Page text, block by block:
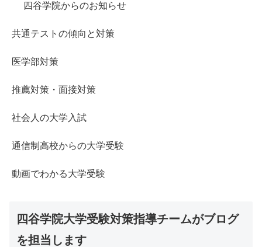
四谷学院からのお知らせ
共通テストの傾向と対策
医学部対策
推薦対策・面接対策
社会人の大学入試
通信制高校からの大学受験
動画でわかる大学受験
四谷学院大学受験対策指導チームがブログ
を担当します